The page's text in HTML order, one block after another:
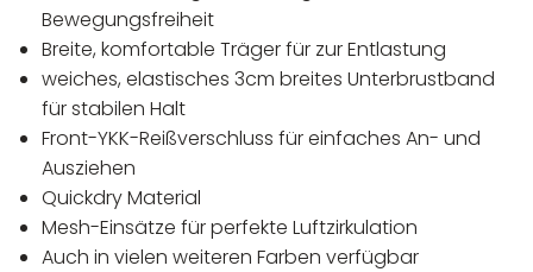
Bewegungsfreiheit
Breite, komfortable Träger für zur Entlastung
weiches, elastisches 3cm breites Unterbrustband
für stabilen Halt
Front-YKK-Reißverschluss für einfaches An- und
Ausziehen
Quickdry Material
Mesh-Einsätze für perfekte Luftzirkulation
Auch in vielen weiteren Farben verfügbar